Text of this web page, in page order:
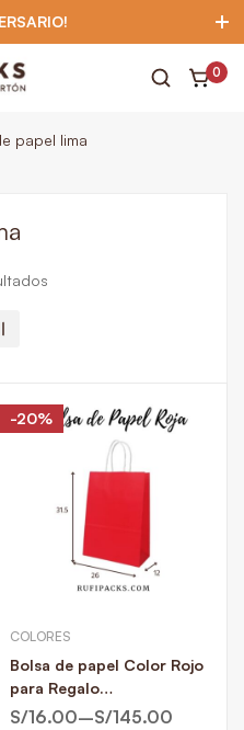
0
papel lima
-20%
COLORES
Bolsa de papel Color Rojo
para Regalo
26×31.5x12cms.
S/16.00–S/145.00